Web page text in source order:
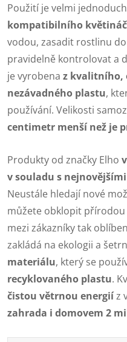
Použití je velmi
kompatibilního
vodou, zasadit rostlinu
pravidelně kontrolovat a
je vyrobena z kvalitního,
nezávadného plastu,
používání. Velikosti
centimetr menší než je
Produkty od značky Elho
v souladu s
Neustále hledají nové
můžete obklopit
mezi zákazníky tak
zakládá na ekologii a
materiálu, který se
recyklovaného plastu.
čistou větrnou energiíz
zahrada i domovem 2